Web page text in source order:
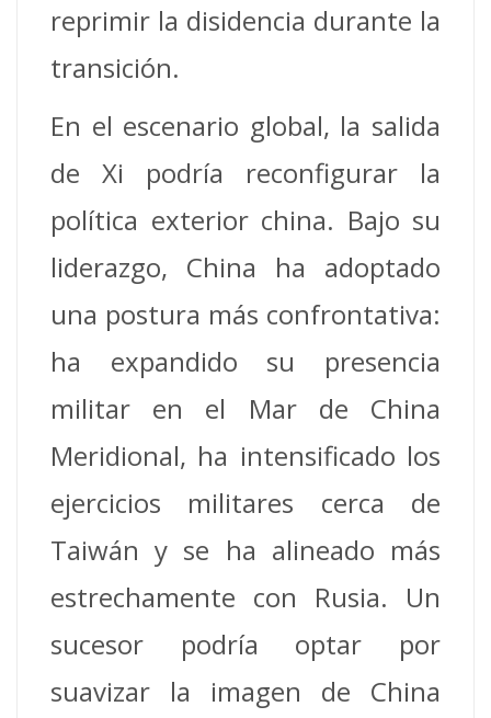
reprimir la disidencia durante la
transición.
En el escenario global, la salida
de Xi podría reconfigurar la
política exterior china. Bajo su
liderazgo, China ha adoptado
una postura más confrontativa:
ha expandido su presencia
militar en el Mar de China
Meridional, ha intensificado los
ejercicios militares cerca de
Taiwán y se ha alineado más
estrechamente con Rusia. Un
sucesor podría optar por
suavizar la imagen de China